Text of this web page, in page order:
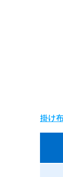
掛け